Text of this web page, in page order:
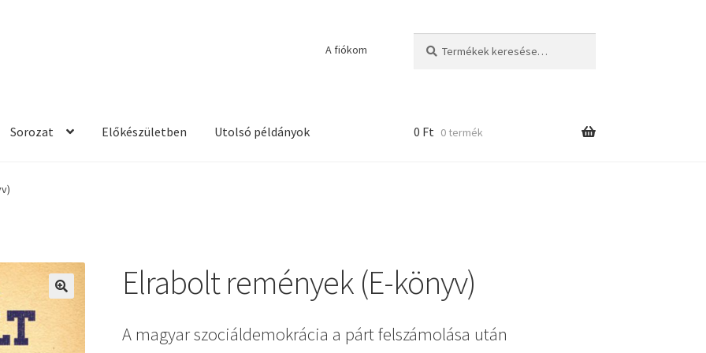
A fiókom
Sorozat Előkészületben Utolsó példányok 0 Ft 0 termék
Elrabolt remények (E-könyv)
A magyar szociáldemokrácia a párt felszámolása után